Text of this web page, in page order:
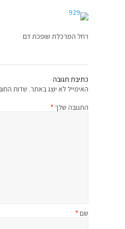
רחל המרכלת שופכת דם
כתיבת תגובה
האימייל לא יוצג באתר. שדות
התגובה שלך*
שם*